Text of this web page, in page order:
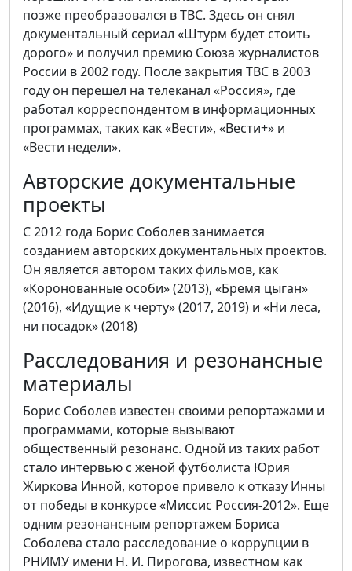
позже преобразовался в ТВС. Здесь он снял
документальный сериал «Штурм будет стоить
дорого» и получил премию Союза журналистов
России в 2002 году. После закрытия ТВС в 2003
году он перешел на телеканал «Россия», где
работал корреспондентом в информационных
программах, таких как «Вести», «Вести+» и
«Вести недели».
Авторские документальные
проекты
С 2012 года Борис Соболев занимается
созданием авторских документальных проектов.
Он является автором таких фильмов, как
«Коронованные особи» (2013), «Бремя цыган»
(2016), «Идущие к черту» (2017, 2019) и «Ни леса,
ни посадок» (2018)
Расследования и резонансные
материалы
Борис Соболев известен своими репортажами и
программами, которые вызывают
общественный резонанс. Одной из таких работ
стало интервью с женой футболиста Юрия
Жиркова Инной, которое привело к отказу Инны
от победы в конкурсе «Миссис Россия-2012». Еще
одним резонансным репортажем Бориса
Соболева стало расследование о коррупции в
РНИМУ имени Н. И. Пирогова, известном как